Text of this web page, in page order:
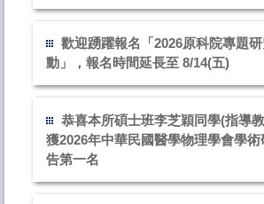
歡迎踴躍報名「2026原科院專題
動」，報名時間延長至 8/14(五)
恭喜本所碩士班李芝穎同學(指導
獲2026年中華民國醫學物理學會學
告第一名